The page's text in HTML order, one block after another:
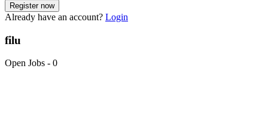
Already have an account? Login
filu
Open Jobs - 0